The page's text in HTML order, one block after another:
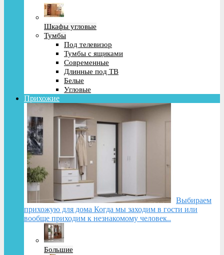
Шкафы угловые
Тумбы
Под телевизор
Тумбы с ящиками
Современные
Длинные под ТВ
Белые
Угловые
Прихожие
Выбираем
прихожую для дома Когда мы заходим в гости или
вообще приходим к незнакомому человек..
Большие